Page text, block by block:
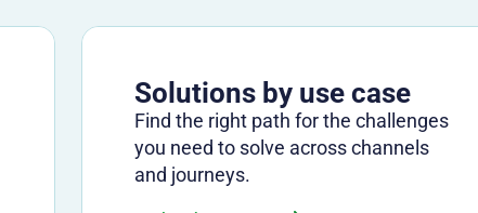
Solutions by use case
Find the right path for the challenges
you need to solve across channels
and journeys.